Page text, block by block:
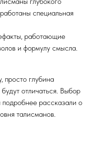
специальная
работающие
и формулу смысла.
просто глубина
отличаться. Выбор
рассказали о
талисманов.